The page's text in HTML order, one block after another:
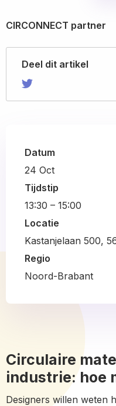
CIRCONNECT partner
Deel dit artikel
Share on Twitter
Share
on
Datum
24 Oct
Tijdstip
13:30 – 15:00
Locatie
Kastanjelaan 500,
Regio
Noord-Brabant
Circulaire
industrie: hoe
Designers willen weten